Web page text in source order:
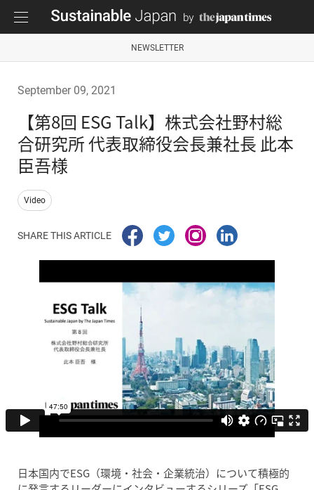
NEWSLETTER
September 09, 2021
【第8回 ESG Talk】株式会社野村総
合研究所 代表取締役会長兼社長 此本
臣吾様
Video
SHARE THIS ARTICLE
日本国内でESG（環境・社会・企業統治）について積極的